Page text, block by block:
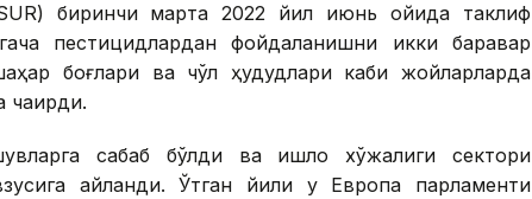
биринчи марта 2022 йил июнь ойида таклиф
пестицидлардан фойдаланишни икки баравар
боғлари ва чўл ҳудудлари каби жойларларда
чақирди.
сабаб бўлди ва қишлоқ хўжалиги сектори
айланди. Ўтган йили у Европа парламенти